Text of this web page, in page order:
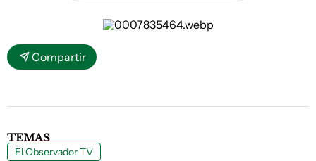
Compartir
TEMAS
El Observador TV